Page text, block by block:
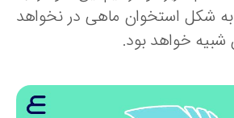
استخوان ماهی در نخواهد
خواهد بود.